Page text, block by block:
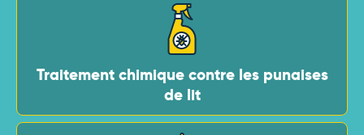
Traitement chimique contre les punaises
de lit